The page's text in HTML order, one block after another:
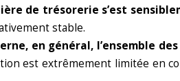
de trésorerie s’est
stable.
en général, l’ensemble
est extrêmement limitée en